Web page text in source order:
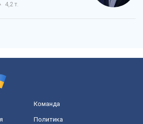
4,2 т.
Команда
Политика